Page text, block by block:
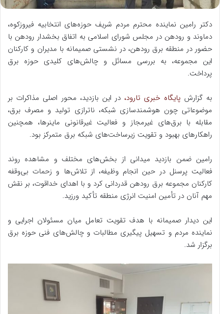
دکتر رامین نماینده محترم مردم شریف حوزه‌های انتخابیه فیروزکوه،
دماوند و رودهن در مجلس شورای اسلامی به اتفاق بخشدار رودهن با
حضور در منطقه برق رودهن، در نشستی صمیمانه با مدیران و کارکنان
این مجموعه، به بررسی مسائل و چالش‌های کلیدی حوزه برق
پرداخت.
به گزارش پایگاه خبری تارود، در این بازدید، محور اصلی مذاکرات بر
موضوعاتی چون هوشمندسازی شبکه، ناترازی تولید و مصرف برق،
مقابله با برق‌های غیرمجاز و فعالیت غیرقانونی ماینرها، همچنین
راهکارهای بهبود و تقویت زیرساخت‌های شبکه برق متمرکز بود.
رامین ضمن بازدید میدانی از بخش‌های مختلف و مشاهده روند
فعالیت پرسنل در حین انجام وظیفه، از تلاش‌ها و زحمات بی‌وقفه
کارکنان مجموعه برق رودهن قدردانی کرد و با اهدای خداقوت، بر نقش
مهم آنان در تأمین امنیت انرژی منطقه تأکید ورزید.
این دیدار صمیمانه با هدف تقویت تعامل میان مسئولان اجرایی و
نماینده مردم و تسهیل پیگیری مطالبات و چالش‌های فنی حوزه برق
برگزار شد.